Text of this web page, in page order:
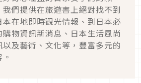
我們提供在旅遊書上絕對找不到
本在地即時觀光情報、到日本必
購物資訊新消息、日本生活風尚
以及藝術、文化等，豐富多元的